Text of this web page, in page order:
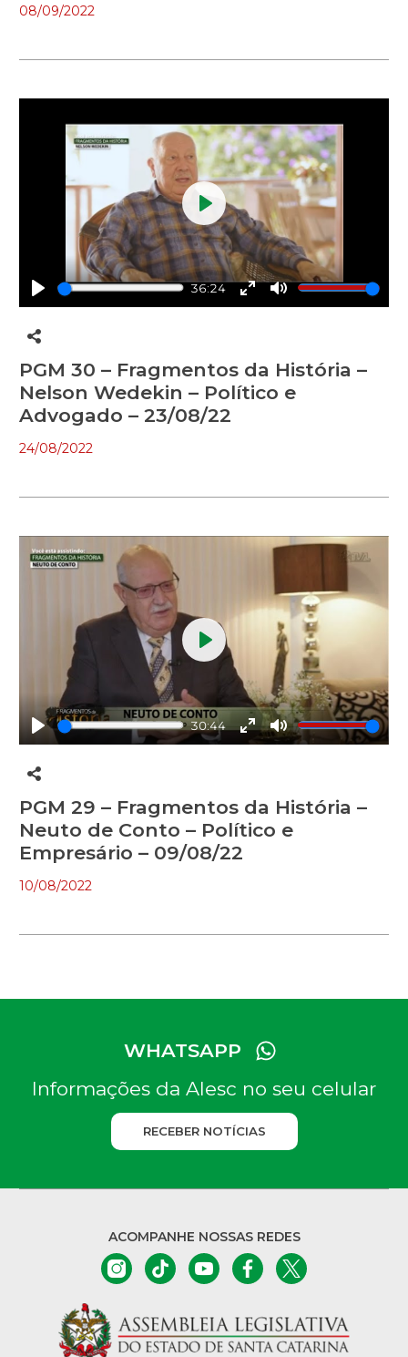
08/09/2022
Play
36:24
EnterMute
Play
PGM 30 – Fragmentos da História –
Nelson Wedekin – Político e
Advogado – 23/08/22
24/08/2022
Play
30:44
EnterMute
Play
PGM 29 – Fragmentos da História –
Neuto de Conto – Político e
Empresário – 09/08/22
10/08/2022
WHATSAPP
Informações da Alesc no seu celular
RECEBER NOTÍCIAS
ACOMPANHE NOSSAS REDES